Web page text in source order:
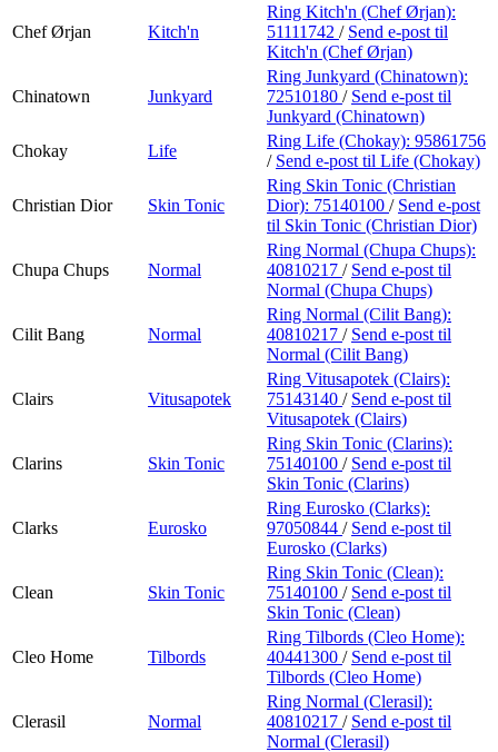
Chef Ørjan Kitch'n
Ring Kitch'n (Chef Ørjan):
51111742 / Send e-post til
Kitch'n (Chef Ørjan)
Chinatown Junkyard
Ring Junkyard (Chinatown):
72510180 / Send e-post til
Junkyard (Chinatown)
Chokay
Life
Ring Life (Chokay): 95861756
/ Send e-post til Life (Chokay)
Christian Dior Skin Tonic
Ring Skin Tonic (Christian
Dior): 75140100 / Send e-post
til Skin Tonic (Christian Dior)
Chupa Chups Normal
Ring Normal (Chupa Chups):
40810217 / Send e-post til
Normal (Chupa Chups)
Cilit Bang Normal
Ring Normal (Cilit Bang):
40810217 / Send e-post til
Normal (Cilit Bang)
Clairs Vitusapotek
Ring Vitusapotek (Clairs):
75143140 / Send e-post til
Vitusapotek (Clairs)
Clarins Skin Tonic
Ring Skin Tonic (Clarins):
75140100 / Send e-post til
Skin Tonic (Clarins)
Clarks Eurosko
Ring Eurosko (Clarks):
97050844 / Send e-post til
Eurosko (Clarks)
Clean Skin Tonic
Ring Skin Tonic (Clean):
75140100 / Send e-post til
Skin Tonic (Clean)
Cleo Home Tilbords
Ring Tilbords (Cleo Home):
40441300 / Send e-post til
Tilbords (Cleo Home)
Clerasil Normal
Ring Normal (Clerasil):
40810217 / Send e-post til
Normal (Clerasil)